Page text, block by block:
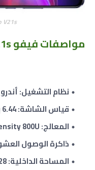
V21s
مواصفات فيفو vivo V21s
نظام التشغيل:
قياس الشاشة: 6.44 بوصة
المعالج: Dimensity 800U
ذاكرة الوصول العشوائى: 8
المساحة الداخلية: 128 جيجابايت